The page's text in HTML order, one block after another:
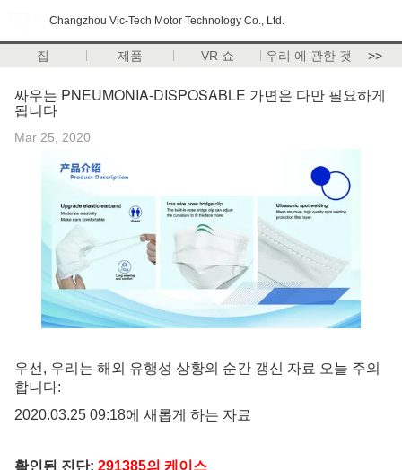
Changzhou Vic-Tech Motor Technology Co., Ltd.
집 제품 VR 쇼 우리 에 관한 것 >>
싸우는 PNEUMONIA-DISPOSABLE 가면은 다만 필요하게
됩니다
Mar 25, 2020
우선, 우리는 해외 유행성 상황의 순간 갱신 자료 오늘 주의
합니다:
2020.03.25 09:18에 새롭게 하는 자료
확인된 진단: 291385의 케이스